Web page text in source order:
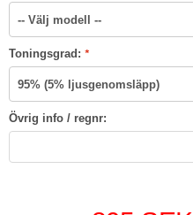
Toningsgrad: *
Övrig info / regnr: